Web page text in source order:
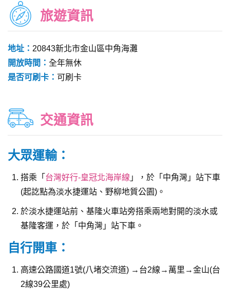
旅遊資訊
地址： 20843新北市金山區中角海灘
開放時間： 全年無休
是否可刷卡： 可刷卡
交通資訊
大眾運輸：
搭乘「 台灣好行-皇冠北海岸線 」，於「中角灣」站下車
(起訖點為淡水捷運站、野柳地質公園)。
於淡水捷運站前、基隆火車站旁搭乘兩地對開的淡水或
基隆客運，於「中角灣」站下車。
自行開車：
高速公路國道1號(八堵交流道) →台2線→萬里→金山(台
2線39公里處)